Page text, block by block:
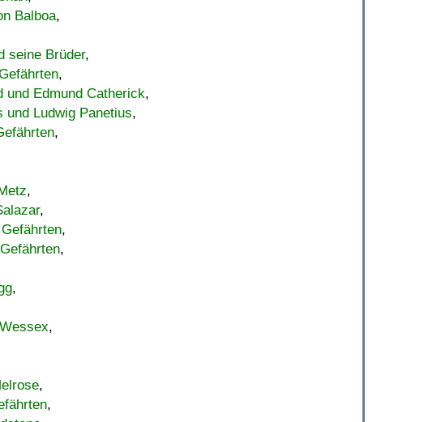
Balboa,
seine Brüder,
,
und Edmund Catherick,
und Ludwig Panetius,
,
,
,
,
,
,
,
,
,